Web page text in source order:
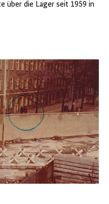
über die Lager seit 1959 in